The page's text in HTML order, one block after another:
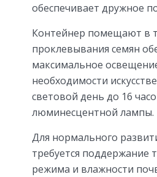
обеспечивает дружное
Контейнер помещают в
проклевывания семян
максимальное
необходимости
световой день до 16
люминесцентной лампы.
Для нормального
требуется поддержание
режима и влажности